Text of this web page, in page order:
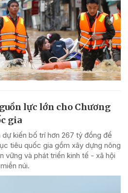
lực lớn cho Chương
gia
dự kiến bố trí hơn 267 tỷ đồng để
tiêu quốc gia gồm xây dựng nông
vững và phát triển kinh tế - xã hội
núi.